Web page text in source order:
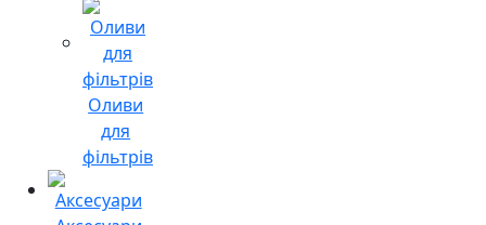
Оливи
для
фільтрів